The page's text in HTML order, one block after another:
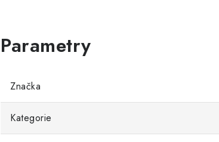
Značka
Kategorie